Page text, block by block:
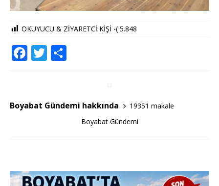
OKUYUCU & ZİYARETCİ KİŞİ -( 5.848
F
e
b
T
te
r
e
Boyabat Gündemi hakkında
19351 makale
Boyabat Gündemi